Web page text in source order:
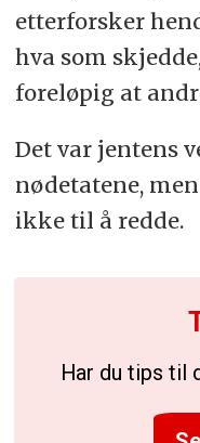
etterforsker
hva som
foreløpig at
Det var jentens
nødetatene,
ikke til å redde.
Har du tips til